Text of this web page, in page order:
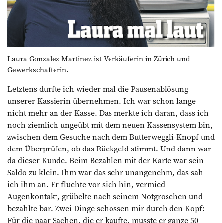
Laura Gonzalez Martinez ist Verkäuferin in Zürich und
Gewerkschafterin.
Letztens durfte ich wieder mal die Pausenablösung
unserer Kassierin übernehmen. Ich war schon lange
nicht mehr an der Kasse. Das merkte ich daran, dass ich
noch ziemlich ungeübt mit dem neuen Kassensystem bin,
zwischen dem Gesuche nach dem Butterweggli-Knopf und
dem Überprüfen, ob das Rückgeld stimmt. Und dann war
da dieser Kunde. Beim ­Bezahlen mit der Karte war sein
Saldo zu klein. Ihm war das sehr unangenehm, das sah
ich ihm an. Er fluchte vor sich hin, vermied
Augenkontakt, grübelte nach seinem Notgroschen und
bezahlte bar. Zwei Dinge schossen mir durch den Kopf:
Für die paar Sachen, die er kaufte, musste er ganze 50